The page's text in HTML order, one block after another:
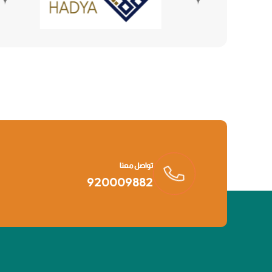
تواصل معنا
920009882